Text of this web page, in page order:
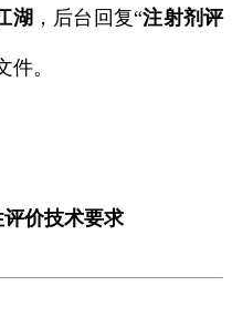
湖 ，后台回复“注射剂评
。
价技术要求